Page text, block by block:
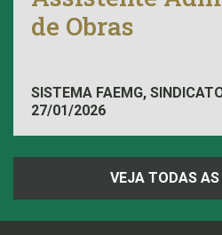
de Obras
SISTEMA FAEMG,
FAEMG
27/01/2026
VEJA TODAS